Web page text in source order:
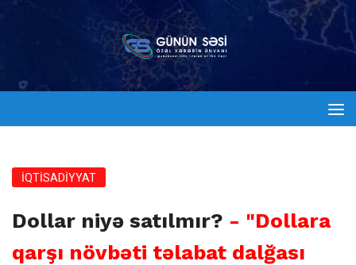
İQTİSADİYYAT
Dollar niyə satılmır? - "Dollara
qarşı növbəti təlabat dalğası